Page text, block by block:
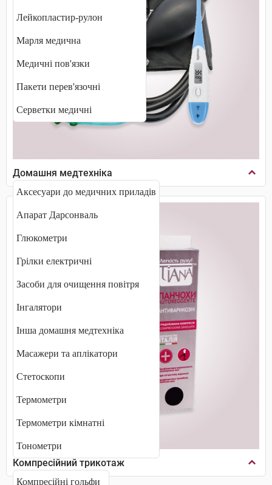
Лейкопластир-рулон
Марля медична
Медичні пов'язки
Пакети перев'язочні
Серветки медичні
Домашня медтехніка
Аксесуари до медичних приладів
Апарат Дарсонваль
Глюкометри
Грілки електричні
Засоби для очищення повітря
Інгалятори
Інша домашня медтехніка
Масажери та аплікатори
Стетоскопи
Термометри
Термометри кімнатні
Тонометри
Компресійний трикотаж
Компресійні гольфи